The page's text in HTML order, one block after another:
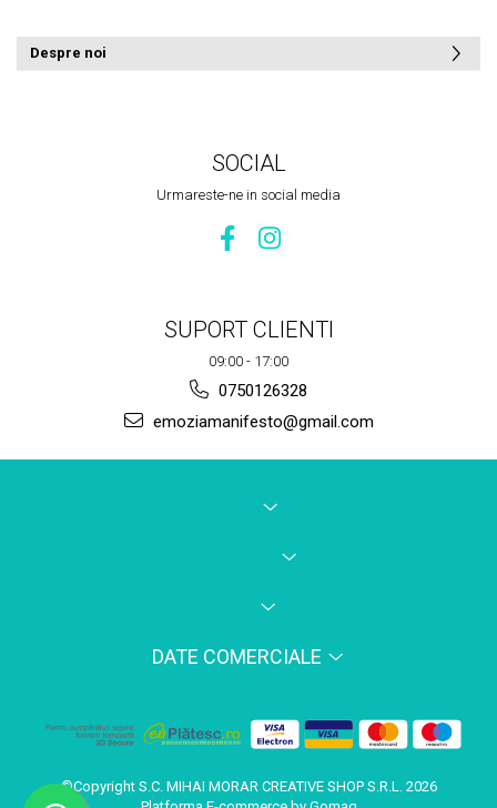
Despre noi
SOCIAL
Urmareste-ne in social media
SUPORT CLIENTI
09:00 - 17:00
0750126328
emoziamanifesto@gmail.com
DATE COMERCIALE
©Copyright S.C. MIHAI MORAR CREATIVE SHOP S.R.L. 2026